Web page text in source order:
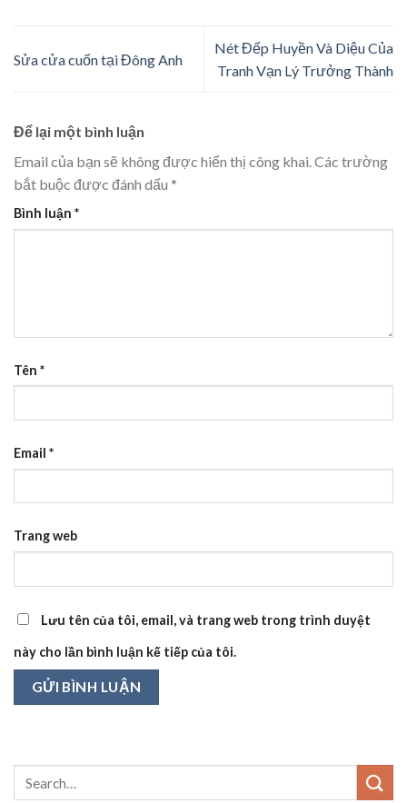
Sửa cửa cuốn tại Đông Anh
Nét Đếp Huyền Và Diệu Của
Tranh Vạn Lý Trưởng Thành
Để lại một bình luận
Email của bạn sẽ không được hiển thị công khai.Các trường
bắt buộc được đánh dấu *
Bình luận *
Tên *
Email *
Trang web
Lưu tên của tôi, email, và trang web trong trình duyệt
này cho lần bình luận kế tiếp của tôi.